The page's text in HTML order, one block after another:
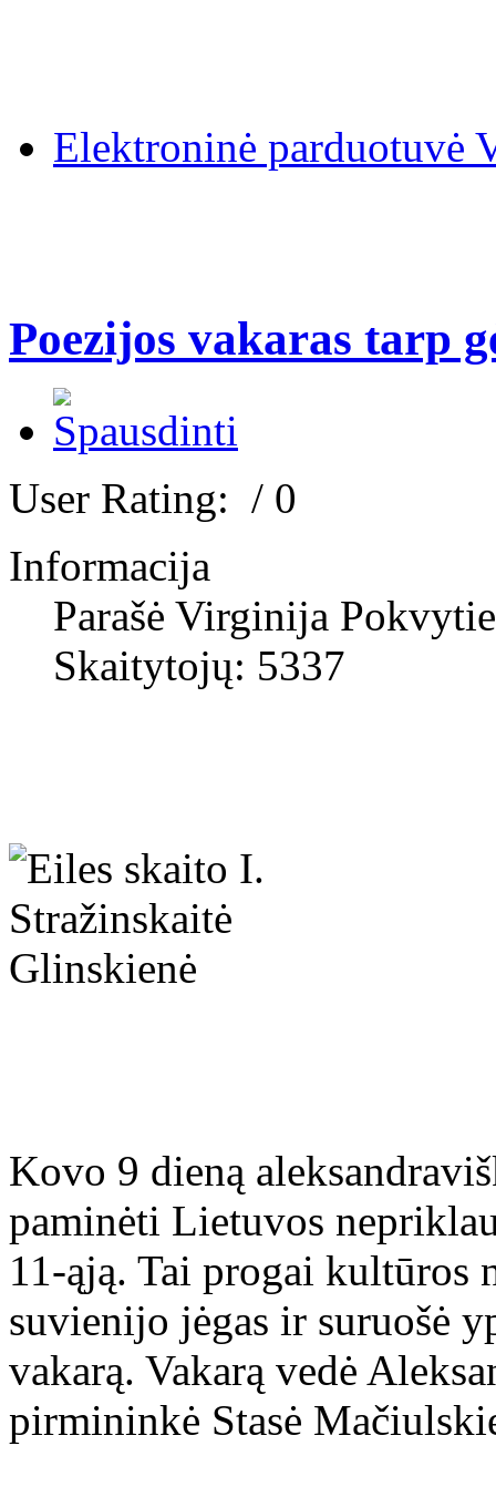
Elektroninė parduotuvė
Poezijos vakaras tarp
User Rating: / 0
Informacija
Parašė Virginija
Skaitytojų: 5337
Kovo 9 dieną
paminėti Lietuvos
11-ąją. Tai progai kultūros
suvienijo jėgas ir suruošė
vakarą. Vakarą vedė
pirmininkė Stasė